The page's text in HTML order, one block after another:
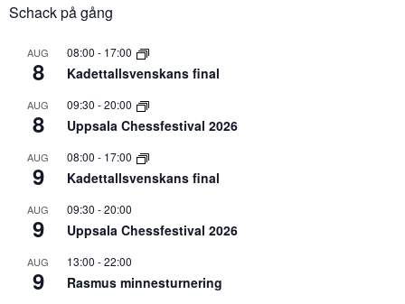
Schack på gång
AUG
8
08:00 - 17:00
Kadettallsvenskans final
AUG
8
09:30 -20:00
Uppsala Chessfestival 2026
AUG
9
08:00 - 17:00
Kadettallsvenskans final
AUG
9
09:30 -20:00
Uppsala Chessfestival 2026
AUG
9
13:00 -22:00
Rasmus minnesturnering